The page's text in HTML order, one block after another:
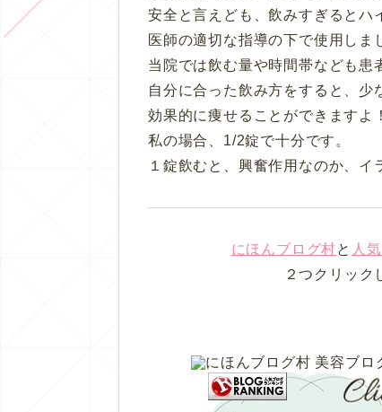
安全と言えども、飲みすぎるとハ
医師の適切な指導の下で使用しま
当院では飲む量や時間帯なども患
自分に合った飲み方をすると、少
効果的に痩せることができますよ！
私の場合、1/2錠で十分です。
１錠飲むと、興奮作用なのか、イ
にほんブログ村と 人
２つクリッ